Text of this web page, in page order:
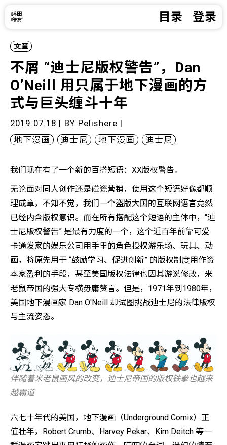
目录 登录
文章
不屑 “迪士尼版权警告”，Dan
O’Neill 用只属于地下漫画的方
式与巨头缠斗十年
2019.07.18 | BY Pelishere |
地下漫画
迪士尼 地下漫画 迪士尼
我们现在有了一个新的百搭短语：XX版权警告。
无论面对同人创作还是碰瓷营销，使用这个短语好像都顺
理成章，不知不觉，我们一个盗版大国的互联网语言竟然
已经内含版权意识。而在所有搭配这个短语的主体中，“迪
士尼版权警告” 是最有力度的一个，这个近百年前靠可爱
卡通发家的娱乐公司用手里的角色授权游乐场、玩具、动
画，将原先用于 “鼓励学习、促进创新” 的版权制度用作资
本家盈利的手段，甚至美国版权法律也因其游说修改，米
老鼠帝国的强大专横毋庸赘言。但是，1971年到1980年，
美国地下漫画家 Dan O'Neill 却试图挑战迪士尼的法律版权
与主流姿态。
伴随着米老鼠画风的改变，迪士尼帝国的版权铁拳也越来
越霸道
六七十年代的美国，地下漫画（Underground Comix）正
值壮年，Robert Crumb、Harvey Pekar、Kim Deitch 等一